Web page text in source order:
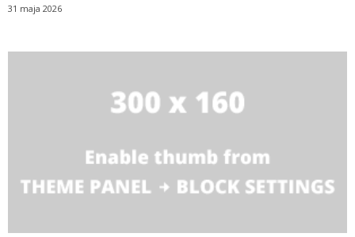
31 maja 2026